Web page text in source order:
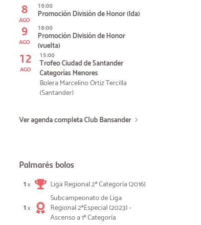
8
AGO
19:00
Promoción División de Honor (Ida)
9
AGO
18:00
Promoción División de Honor
(vuelta)
12
AGO
15:00
Trofeo Ciudad de Santander
Categorías Menores
Bolera Marcelino Ortiz Tercilla
(Santander)
Ver agenda completa Club Bansander
Palmarés bolos
1× Liga Regional 2ª Categoría (2016)
1×
Subcampeonato de Liga
Regional 2ªEspecial (2023) -
Ascenso a 1ª Categoría